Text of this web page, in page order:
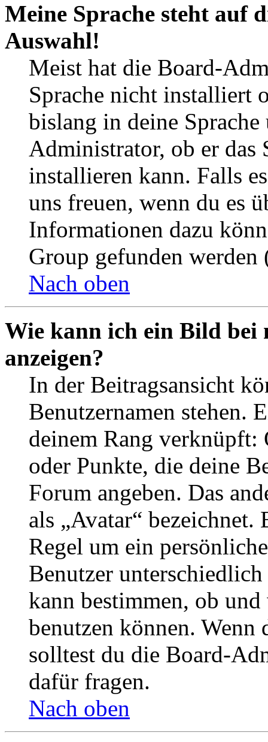
Meine Sprache steht auf
Auswahl!
Meist hat die Board-
Sprache nicht installiert
bislang in deine
Administrator, ob er das
installieren kann. Falls
uns freuen, wenn du es
Informationen dazu
Group gefunden
Nach oben
Wie kann ich ein Bild bei
anzeigen?
In der Beitragsansicht
Benutzernamen stehen.
deinem Rang verknüpft:
oder Punkte, die deine
Forum angeben. Das
als „Avatar“
Regel um ein
Benutzer
kann bestimmen, ob
benutzen können. Wenn
solltest du die Board-
dafür fragen.
Nach oben